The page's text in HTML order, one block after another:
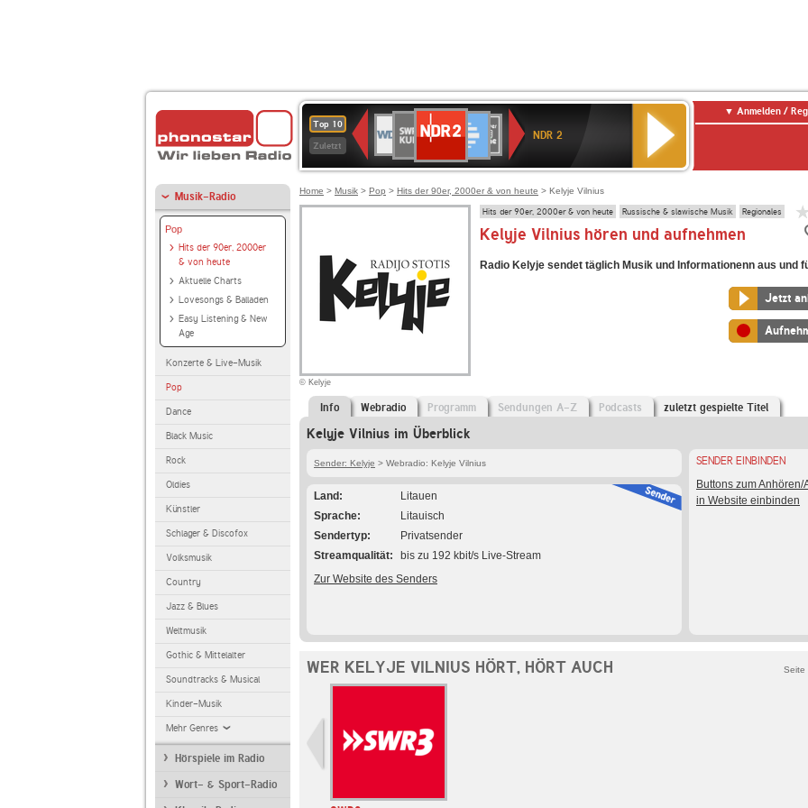
Top 10
Zuletzt
Deutschlandfunk
80er
90er
OLDIE
ANTENNE
SWR3
WDR
4
BR-
KLASSIK
Deutschlandfunk
Kultur
ANTENNE
BAYERN
2
Kultur
2
NDR 2
Anmelden /
Musik-Radio
Pop
Hits der 90er, 2000er
& von heute
Aktuelle Charts
Lovesongs & Balladen
Easy Listening & New
Age
Konzerte & Live-Musik
Pop
Dance
Black Music
Rock
Oldies
Künstler
Schlager & Discofox
Volksmusik
Country
Jazz & Blues
Weltmusik
Gothic & Mittelalter
Soundtracks & Musical
Kinder-Musik
Mehr Genres
Hörspiele im Radio
Wort- & Sport-Radio
Home > Musik > Pop > Hits der 90er, 2000er & von heute > Kelyje Vilnius
© Kelyje
Hits der 90er, 2000er & von heute Russische & slawische Musik Regionales
Kelyje Vilnius hören und aufnehmen
Radio Kelyje sendet täglich Musik und Informationenn aus und
Jetzt
Info Webradio Programm Sendungen A-Z Podcasts zuletzt gespielte Titel
Kelyje Vilnius im Überblick
Sender: Kelyje > Webradio: Kelyje Vilnius
Land
Litauen
Sprache
Litauisch
Sendertyp
Privatsender
Streamqualität
bis zu 192 kbit/s Live-Stream
Zur Website des Senders
SENDER EINBINDEN
Buttons zum Anhören/
in Website einbinden
WER KELYJE VILNIUS HÖRT, HÖRT AUCH Seite